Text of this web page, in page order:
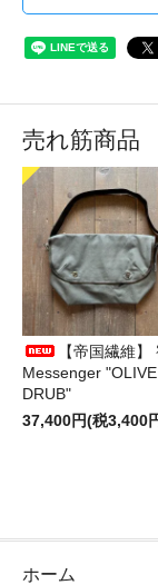
売れ筋商品
【帝国繊維】
Messenger "OLIVE
DRUB"
37,400円(税3,400
ホーム